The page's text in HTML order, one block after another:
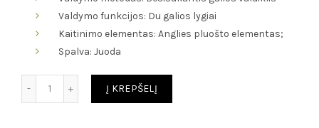
Valdymo funkcijos: Du galios lygiai
Kaitinimo elementas: Anglies pluošto elementas;
Spalva: Juoda
Į KREPŠELĮ